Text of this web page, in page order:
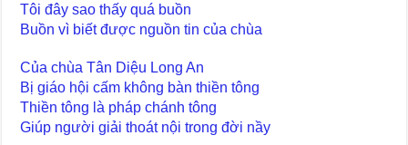
Tôi đây sao thấy quá buồn
Buồn vì biết được nguồn tin của chùa
Của chùa Tân Diệu Long An
Bị giáo hội cấm không bàn thiền tông
Thiền tông là pháp chánh tông
Giúp người giải thoát nội trong đời nầy